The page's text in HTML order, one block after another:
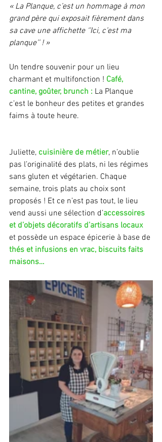
« La Planque, c’est un hommage à mon
grand père qui exposait fièrement dans
sa cave une affichette ‘’Ici, c’est ma
planque’’ ! »
Un tendre souvenir pour un lieu
charmant et multifonction ! Café,
cantine, goûter, brunch : La Planque
c’est le bonheur des petites et grandes
faims à toute heure.
Juliette, cuisinière de métier, n’oublie
pas l’originalité des plats, ni les régimes
sans gluten et végétarien. Chaque
semaine, trois plats au choix sont
proposés ! Et ce n’est pas tout, le lieu
vend aussi une sélection d’accessoires
et d’objets décoratifs d’artisans locaux
et possède un espace épicerie à base de
thés et infusions en vrac, biscuits faits
maisons…